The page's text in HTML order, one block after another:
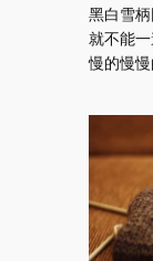
黑白雪
就不能
慢的慢慢